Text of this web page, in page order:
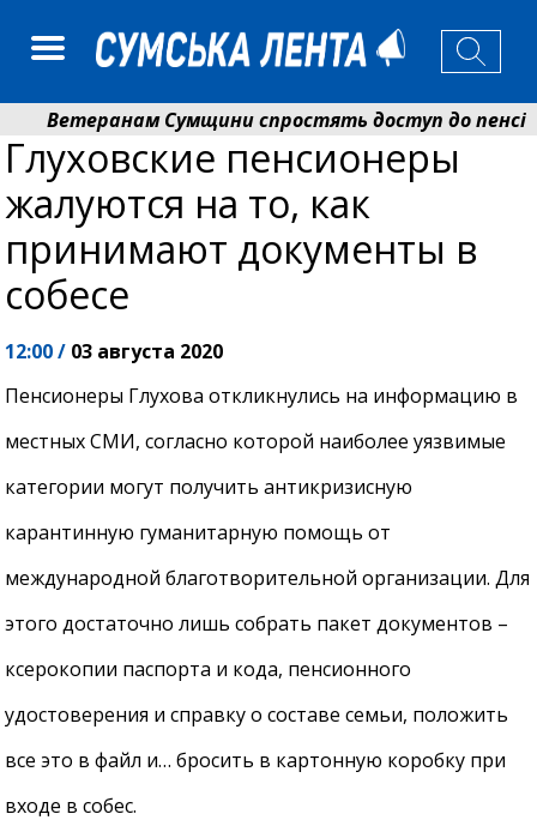
Ветеранам Сумщини спростять доступ до пенсій
Романько розширює програму відпочинку дітей із
Глуховские пенсионеры
жалуются на то, как
принимают документы в
собесе
12:00 / 03 августа 2020
Пенсионеры Глухова откликнулись на информацию в
местных СМИ, согласно которой наиболее уязвимые
категории могут получить антикризисную
карантинную гуманитарную помощь от
международной благотворительной организации. Для
этого достаточно лишь собрать пакет документов –
ксерокопии паспорта и кода, пенсионного
удостоверения и справку о составе семьи, положить
все это в файл и… бросить в картонную коробку при
входе в собес.